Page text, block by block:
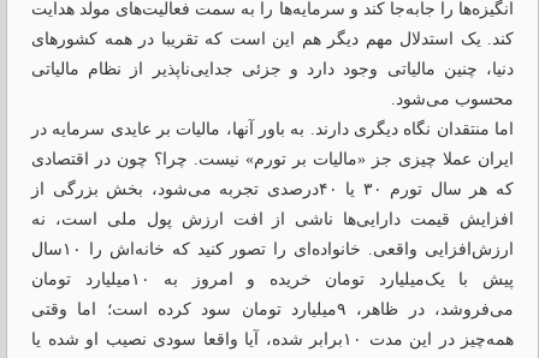
انگیزه‌ها را جابه‌جا کند و سرمایه‌ها را به سمت فعالیت‌های مولد هدایت
کند. یک استدلال مهم دیگر هم این است که تقریبا در همه کشورهای
دنیا، چنین مالیاتی وجود دارد و جزئی جدایی‌ناپذیر از نظام مالیاتی
محسوب می‌شود.
اما منتقدان نگاه دیگری دارند. به باور آنها، مالیات بر عایدی سرمایه در
ایران عملا چیزی جز «مالیات بر تورم» نیست. چرا؟ چون در اقتصادی
که هر سال تورم ۳۰ یا ۴۰درصدی تجربه می‌شود، بخش بزرگی از
افزایش قیمت دارایی‌ها ناشی از افت ارزش پول ملی است، نه
ارزش‌افزایی واقعی. خانواده‌ای را تصور کنید که خانه‌اش را ۱۰سال
پیش با یک‌میلیارد تومان خریده و امروز به ۱۰میلیارد تومان
می‌فروشد، در ظاهر، ۹میلیارد تومان سود کرده است؛ اما وقتی
همه‌چیز در این مدت ۱۰برابر شده، آیا واقعا سودی نصیب او شده یا